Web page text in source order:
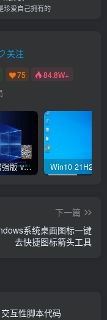
珍爱自己拥有的
关注
75 84.8W+
帽帽PE网络增强版 v2.4版本
下一篇
系统桌面图标一键
去快捷图标箭头工具
互性脚本代码